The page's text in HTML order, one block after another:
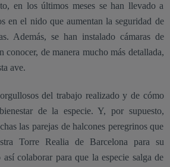
en los últimos meses se han llevado a
en el nido que aumentan la seguridad de
Además, se han instalado cámaras de
conocer, de manera mucho más detallada,
ave.
del trabajo realizado y de cómo
de la especie. Y, por supuesto,
las parejas de halcones peregrinos que
Torre Realia de Barcelona para su
así colaborar para que la especie salga de